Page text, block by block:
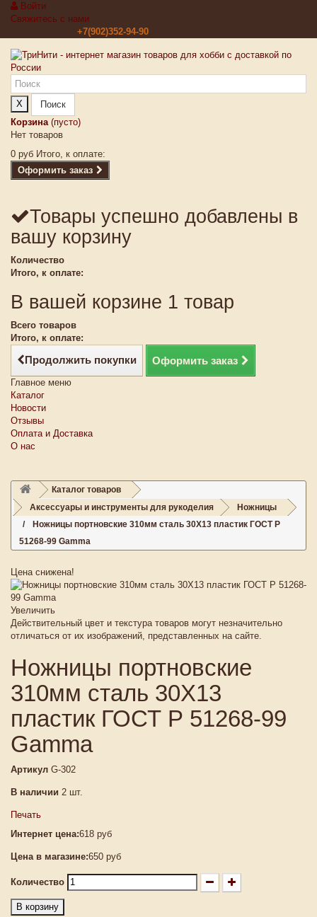
Войти
Свяжитесь с нами
+7(902)352-94-90
X
Поиск
Корзина (пусто)
Нет товаров
0 руб Итого, к оплате:
Оформить заказ
Товары успешно добавлены в
вашу корзину
Количество
Итого, к оплате:
В вашей корзине 1 товар
Всего товаров
Итого, к оплате:
Продолжить покупки Оформить заказ
Главное меню
Каталог
Новости
Отзывы
Оплата и Доставка
О нас
Каталог товаров
Аксессуары и инструменты для рукоделия
Ножницы
Ножницы портновские 310мм сталь 30Х13 пластик ГОСТ Р
51268-99 Gamma
Цена снижена!
Увеличить
Действительный цвет и текстура товаров могут незначительно
отличаться от их изображений, представленных на сайте.
Ножницы портновские
310мм сталь 30Х13
пластик ГОСТ Р 51268-99
Gamma
Артикул G-302
В наличии 2 шт.
Печать
Интернет цена:618 руб
Цена в магазине:650 руб
Количество
В корзину